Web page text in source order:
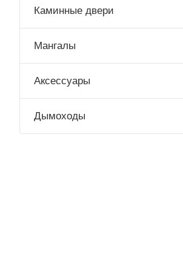
Каминные двери
Мангалы
Аксессуары
Дымоходы